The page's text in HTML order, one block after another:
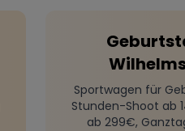
Sportwagen für
Stunden-Shoot ab
ab 299€,